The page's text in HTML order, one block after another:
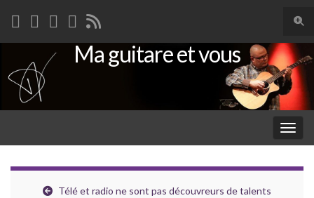
Search for:
Ma guitare et vous
Télé et radio ne sont pas découvreurs de talents